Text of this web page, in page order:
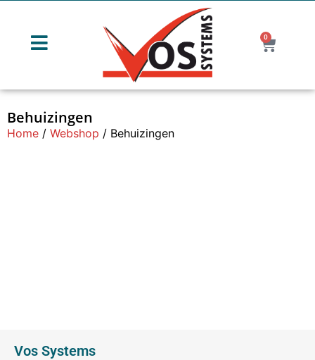
0
Behuizingen
Home / Webshop / Behuizingen
Vos Systems